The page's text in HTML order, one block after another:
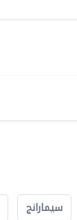
سيمارانج